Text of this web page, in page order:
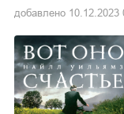
добавлено 10.12.2023